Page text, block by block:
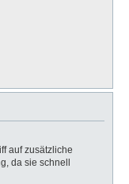
auf zusätzliche
da sie schnell